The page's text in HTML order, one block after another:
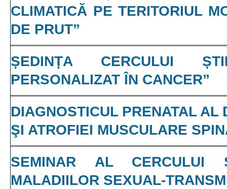
CLIMATICĂ PE TERITORIUL
DE PRUT”
ȘEDINȚA CERCULUI
PERSONALIZAT ÎN CANCER”
DIAGNOSTICUL PRENATAL AL
ŞI ATROFIEI MUSCULARE
SEMINAR AL CERCULUI
MALADIILOR SEXUAL-